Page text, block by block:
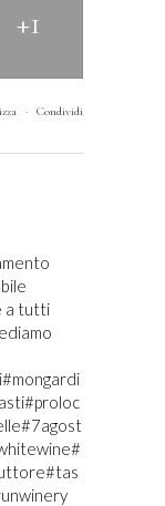
+1
· Condividi
a tutti